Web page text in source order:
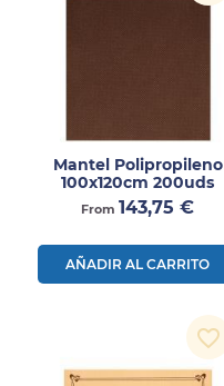
Mantel Polipropileno
100x120cm 200uds
From Precio
143,75 €
AÑADIR AL CARRITO
favorite_border